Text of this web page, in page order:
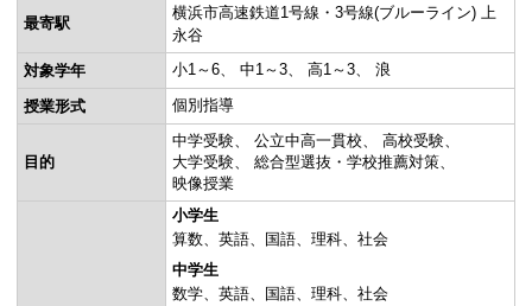
最寄駅
横浜市高速鉄道1号線・3号線(ブルーライン) 上
永谷
対象学年
小1～6 中1～3 高1～3 浪
授業形式 個別指導
目的
中学受験 公立中高一貫校
高校受験
大学受験
総合型選抜・学校推薦対策
映像授業
小学生
算数
英語 国語 理科
社会
中学生
数学
英語 国語 理科
社会